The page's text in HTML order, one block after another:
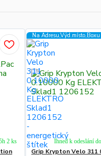
2 ks
Na Adresu,Výd.místo,Boxu
Grip Krypton Velo 311
Ihned k odeslání